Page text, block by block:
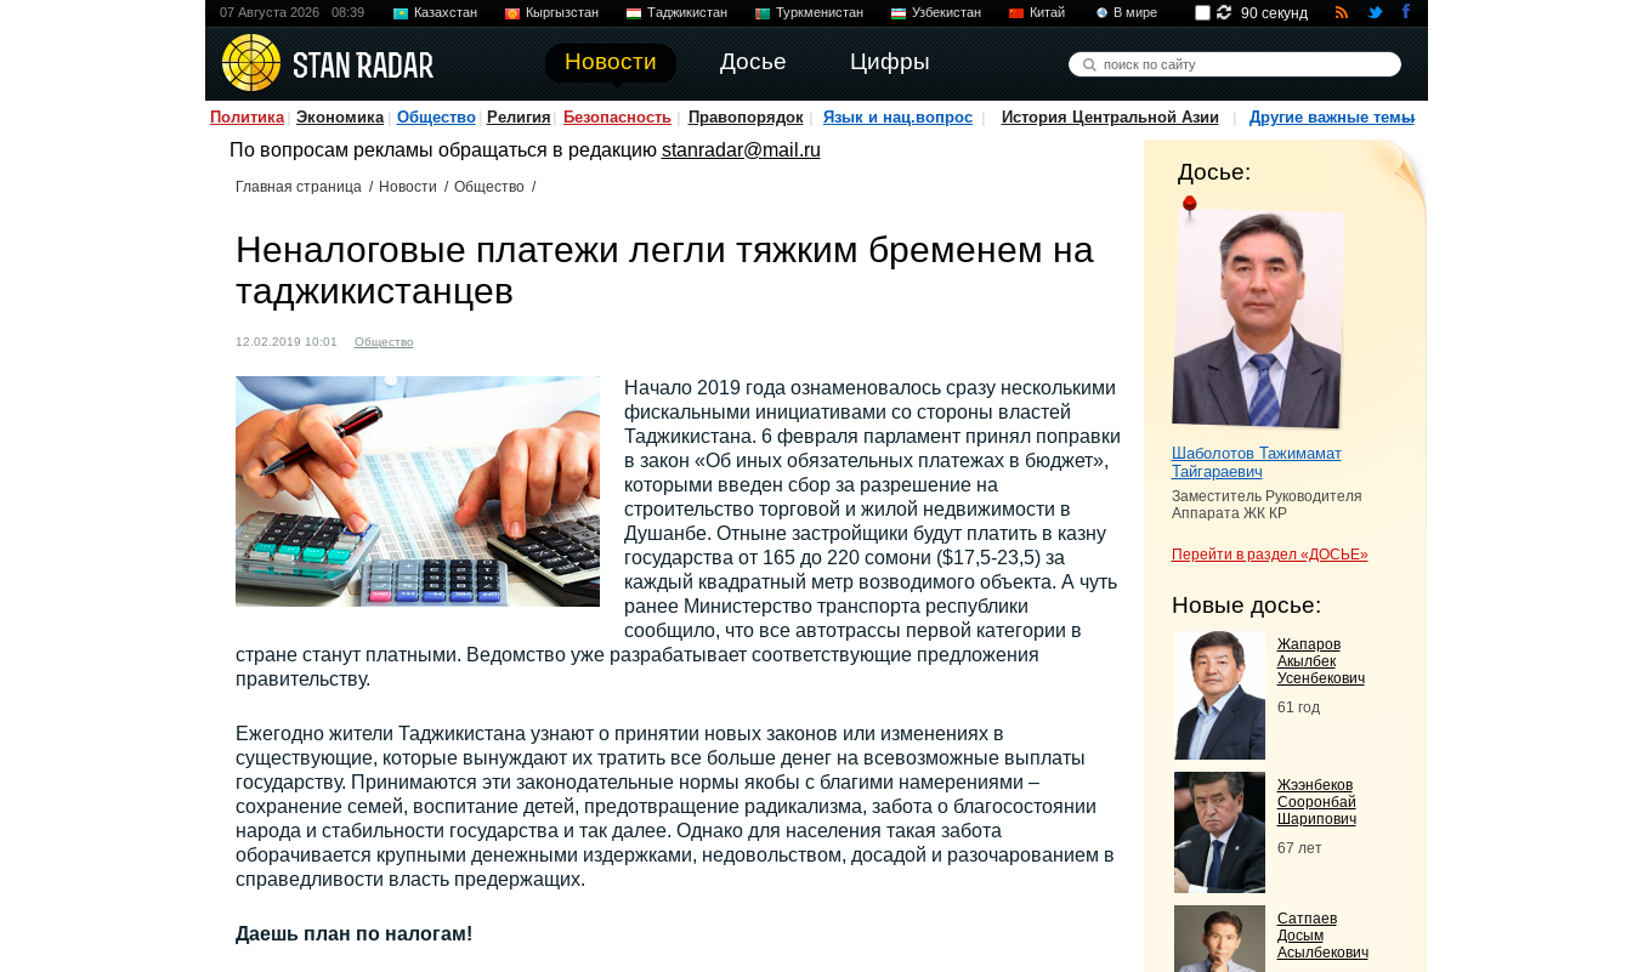
07 Августа 2026 08:39 Казахстан Кыргызстан Таджикистан Туркменистан Узбекистан Китай В мире
Новости Досье Цифры
90 секунд
Политика Экономика Общество Религия Безопасность Правопорядок Язык и нац.вопрос История Центральной Азии Другие важные темы
По вопросам рекламы обращаться в редакцию stanradar@mail.ru
Главная страница / Новости / Общество /
Неналоговые платежи легли тяжким бременем на
таджикистанцев
12.02.2019 10:01 Общество
Начало 2019 года ознаменовалось сразу несколькими
фискальными инициативами со стороны властей
Таджикистана. 6 февраля парламент принял поправки
в закон «Об иных обязательных платежах в бюджет»,
которыми введен сбор за разрешение на
строительство торговой и жилой недвижимости в
Душанбе. Отныне застройщики будут платить в казну
государства от 165 до 220 сомони ($17,5-23,5) за
каждый квадратный метр возводимого объекта. А чуть
ранее Министерство транспорта республики
сообщило, что все автотрассы первой категории в
стране станут платными. Ведомство уже разрабатывает соответствующие предложения
правительству.
Ежегодно жители Таджикистана узнают о принятии новых законов или изменениях в
существующие, которые вынуждают их тратить все больше денег на всевозможные выплаты
государству. Принимаются эти законодательные нормы якобы с благими намерениями –
сохранение семей, воспитание детей, предотвращение радикализма, забота о благосостоянии
народа и стабильности государства и так далее. Однако для населения такая забота
оборачивается крупными денежными издержками, недовольством, досадой и разочарованием в
справедливости власть предержащих.
Даешь план по налогам!
Досье:
Шаболотов Тажимамат
Тайгараевич
Заместитель Руководителя
Аппарата ЖК КР
Перейти в раздел «ДОСЬЕ»
Новые досье:
Жапаров
Акылбек
Усенбекович
61 год
Жээнбеков
Сооронбай
Шарипович
67 лет
Сатпаев
Досым
Асылбекович